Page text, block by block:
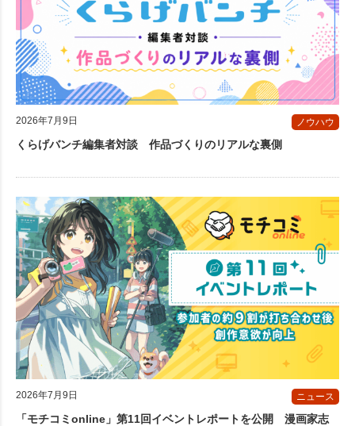
2026年7月9日 ノウハウ
くらげバンチ編集者対談 作品づくりのリアルな裏側
2026年7月9日 ニュース
「モチコミonline」第11回イベントレポートを公開 漫画家志